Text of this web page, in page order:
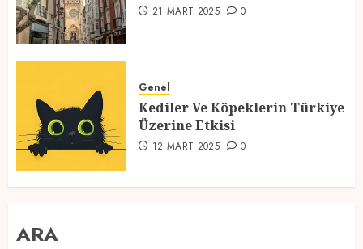
21 MART 2025 0
Genel
Kediler Ve Köpeklerin Türkiye
Üzerine Etkisi
12 MART 2025 0
ARA